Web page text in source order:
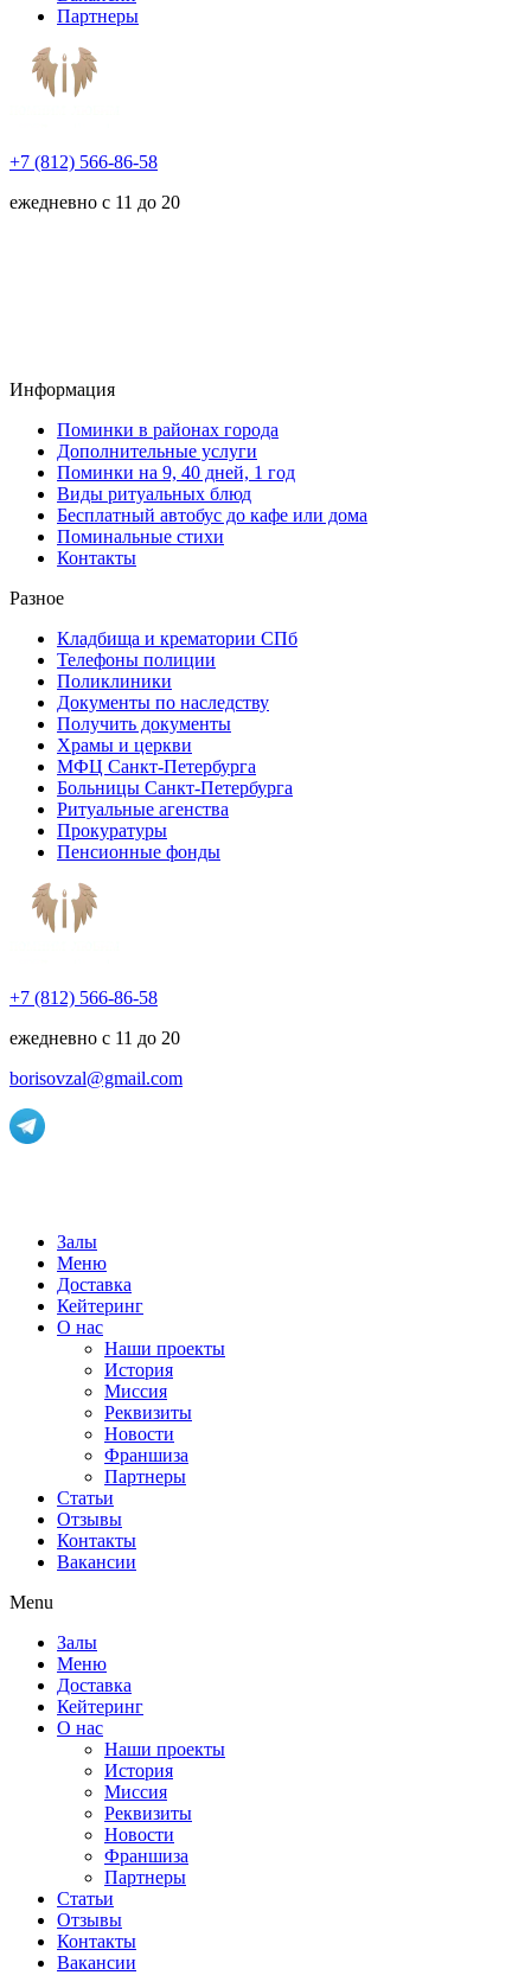
Партнеры
+7 (812) 566-86-58
ежедневно с 11 до 20
Информация
Поминки в районах города
Дополнительные услуги
Поминки на 9, 40 дней, 1 год
Виды ритуальных блюд
Бесплатный автобус до кафе или дома
Поминальные стихи
Контакты
Разное
Кладбища и крематории СПб
Телефоны полиции
Поликлиники
Документы по наследству
Получить документы
Храмы и церкви
МФЦ Санкт-Петербурга
Больницы Санкт-Петербурга
Ритуальные агенства
Прокуратуры
Пенсионные фонды
+7 (812) 566-86-58
ежедневно с 11 до 20
borisovzal@gmail.com
Залы
Меню
Доставка
Кейтеринг
О нас
Наши проекты
История
Миссия
Реквизиты
Новости
Франшиза
Партнеры
Статьи
Отзывы
Контакты
Вакансии
Menu
Залы
Меню
Доставка
Кейтеринг
О нас
Наши проекты
История
Миссия
Реквизиты
Новости
Франшиза
Партнеры
Статьи
Отзывы
Контакты
Вакансии